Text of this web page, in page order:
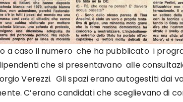
a caso il numero che ha pubblicato i
che si presentavano alle
Verezzi. Gli spazi erano autogestiti dai
C’erano candidati che sceglievano di